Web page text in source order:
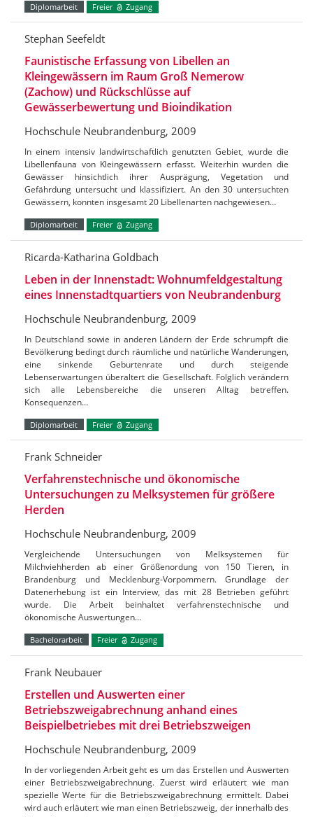
Diplomarbeit Freier Zugang
Stephan Seefeldt
Faunistische Erfassung von Libellen an
Kleingewässern im Raum Groß Nemerow
(Zachow) und Rückschlüsse auf
Gewässerbewertung und Bioindikation
Hochschule Neubrandenburg, 2009
In einem intensiv landwirtschaftlich genutzten Gebiet, wurde die
Libellenfauna von Kleingewässern erfasst. Weiterhin wurden die
Gewässer hinsichtlich ihrer Ausprägung, Vegetation und
Gefährdung untersucht und klassifiziert. An den 30 untersuchten
Gewässern, konnten insgesamt 20 Libellenarten nachgewiesen…
Diplomarbeit Freier Zugang
Ricarda-Katharina Goldbach
Leben in der Innenstadt: Wohnumfeldgestaltung
eines Innenstadtquartiers von Neubrandenburg
Hochschule Neubrandenburg, 2009
In Deutschland sowie in anderen Ländern der Erde schrumpft die
Bevölkerung bedingt durch räumliche und natürliche Wanderungen,
eine sinkende Geburtenrate und durch steigende
Lebenserwartungen überaltert die Gesellschaft. Folglich verändern
sich alle Lebensbereiche die unseren Alltag betreffen.
Konsequenzen…
Diplomarbeit Freier Zugang
Frank Schneider
Verfahrenstechnische und ökonomische
Untersuchungen zu Melksystemen für größere
Herden
Hochschule Neubrandenburg, 2009
Vergleichende Untersuchungen von Melksystemen für
Milchviehherden ab einer Größenordung von 150 Tieren, in
Brandenburg und Mecklenburg-Vorpommern. Grundlage der
Datenerhebung ist ein Interview, das mit 28 Betrieben geführt
wurde. Die Arbeit beinhaltet verfahrenstechnische und
ökonomische Auswertungen…
Bachelorarbeit Freier Zugang
Frank Neubauer
Erstellen und Auswerten einer
Betriebszweigabrechnung anhand eines
Beispielbetriebes mit drei Betriebszweigen
Hochschule Neubrandenburg, 2009
In der vorliegenden Arbeit geht es um das Erstellen und Auswerten
einer Betriebszweigabrechnung. Zuerst wird erläutert wie man
spezielle Werte für die Betriebszweigabrechnung ermittelt. Dabei
wird auch erläutert wie man einen Betriebszweig, der innerhalb des